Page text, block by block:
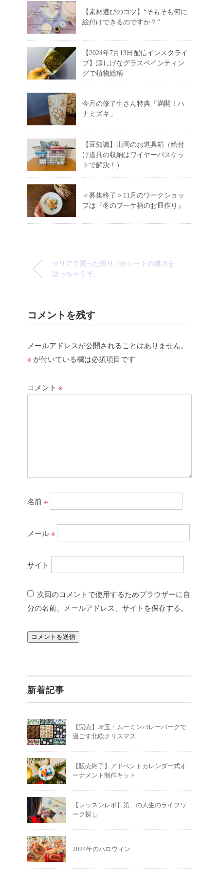
【素材選びのコツ】“そもそも何に
絵付けできるのですか？”
【2024年7月13日配信インスタライ
ブ】涼しげなグラスペインティン
グで植物総柄
今月の修了生さん特典「満開！ハ
ナミズキ」
【豆知識】山岡のお道具箱（絵付
け道具の収納はワイヤーバスケッ
トで解決！）
＜募集終了＞11月のワークショッ
プは『冬のブーケ柄のお皿作り』
セリアで買った滑り止めシートの魅力を
語っちゃうぞ。
コメントを残す
メールアドレスが公開されることはありません。
※ が付いている欄は必須項目です
コメント ※
名前 ※
メール ※
サイト
次回のコメントで使用するためブラウザーに自
分の名前、メールアドレス、サイトを保存する。
新着記事
【完売】埼玉・ムーミンバレーパークで
過ごす北欧クリスマス
【販売終了】アドベントカレンダー式オ
ーナメント制作キット
【レッスンレポ】第二の人生のライフワ
ーク探し
2024年のハロウィン